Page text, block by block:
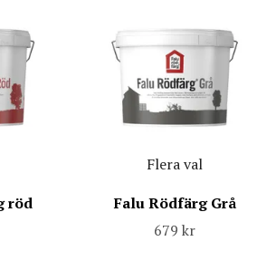
röd
Flera val
Falu Rödfärg Grå
679 kr